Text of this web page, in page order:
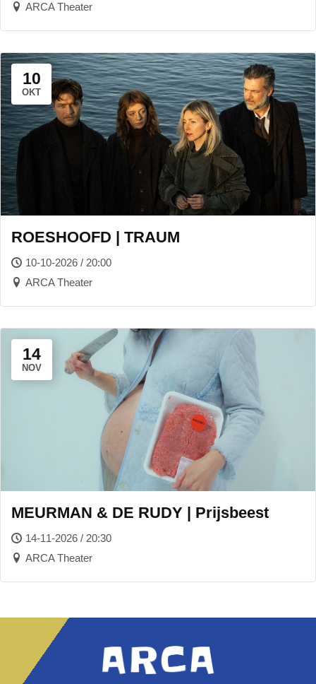
ARCA Theater
10
OKT
ROESHOOFD | TRAUM
10-10-2026 / 20:00
ARCA Theater
14
NOV
MEURMAN & DE RUDY | Prijsbeest
14-11-2026 / 20:30
ARCA Theater